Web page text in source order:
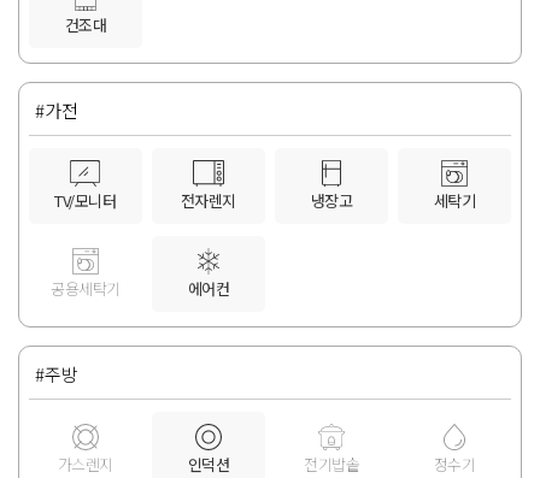
건조대
#가전
TV/모니터 전자렌지 냉장고 세탁기
공용세탁기 에어컨
#주방
가스렌지 인덕션 전기밥솥 정수기